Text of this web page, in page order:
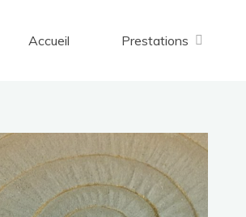
Accueil Prestations